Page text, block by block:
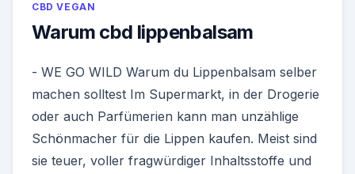
CBD VEGAN
Warum cbd lippenbalsam
- WE GO WILD Warum du Lippenbalsam selber
machen solltest Im Supermarkt, in der Drogerie
oder auch Parfümerien kann man unzählige
Schönmacher für die Lippen kaufen. Meist sind
sie teuer, voller fragwürdiger Inhaltsstoffe und